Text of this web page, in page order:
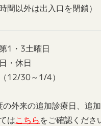
間以外は出入口を閉鎖）
1・3土曜日
・休日
12/30～1/4）
外来の追加診療日、追
はこちらをご確認くださ